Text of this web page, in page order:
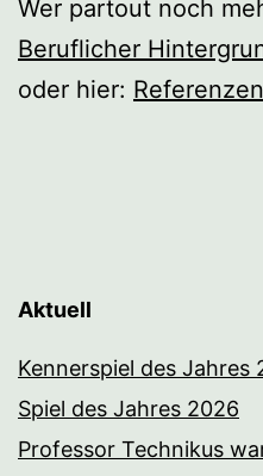
Wer partout noch
Beruflicher
oder hier: Referenzen
Aktuell
Kennerspiel des Jahres
Spiel des Jahres 2026
Professor Technikus